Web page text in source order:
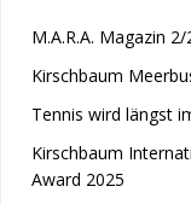
M.A.R.A. Magazin 2/
Kirschbaum
Tennis wird längst
Kirschbaum
Award 2025